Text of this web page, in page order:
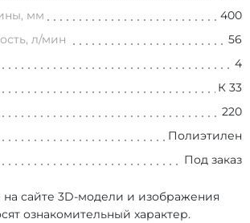
мм
400
л/мин
56
4
К 33
220
Полиэтилен
Под заказ
сайте 3D-модели и изображения
ознакомительный характер.